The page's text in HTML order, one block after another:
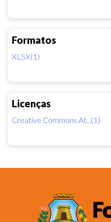
Formatos
XLSX(1)
Licenças
Creative Commons At...(1)